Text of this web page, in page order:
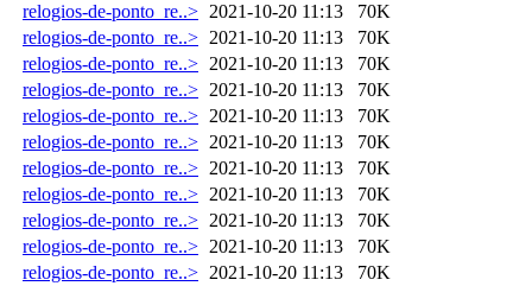
relogios-de-ponto_re..> 2021-10-20 11:13
70K
relogios-de-ponto_re..> 2021-10-20 11:13
70K
relogios-de-ponto_re..> 2021-10-20 11:13
70K
relogios-de-ponto_re..> 2021-10-20 11:13
70K
relogios-de-ponto_re..> 2021-10-20 11:13
70K
relogios-de-ponto_re..> 2021-10-20 11:13
70K
relogios-de-ponto_re..> 2021-10-20 11:13
70K
relogios-de-ponto_re..> 2021-10-20 11:13
70K
relogios-de-ponto_re..> 2021-10-20 11:13
70K
relogios-de-ponto_re..> 2021-10-20 11:13
70K
relogios-de-ponto_re..> 2021-10-20 11:13
70K